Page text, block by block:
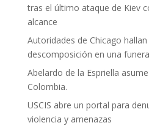
tras el último ataque de Kiev
alcance
Autoridades de Chicago
descomposición en una
Abelardo de la Espriella
Colombia.
USCIS abre un portal para
violencia y amenazas